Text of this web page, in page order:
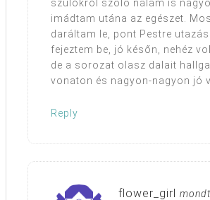
szülőkről szóló nálam is
imádtam utána az egészet.
daráltam le, pont Pestre
fejeztem be, jó későn, nehéz
de a sorozat olasz dalait
vonaton és nagyon-nagyon jó
Reply
flower_girl